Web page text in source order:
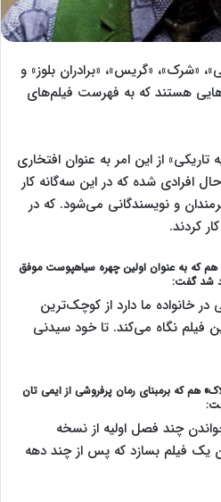
«شرک»، «گریس»، «برادران بلوز» و
هستند که به فهرست فیلم‌های
تاریکی» از این امر به عنوان افتخاری
افرادی شده که در این سه‌گانه کار
و نویسندگانی می‌شود. که در
کردند.
هم که به عنوان اولین چهره سیاهپوست موفق
شد گفت:
خانواده ما دارد از کوچک‌ترین
فیلم نگاه می‌کند. تا خود سیدنی
هم که برمبنای رمان پرفروشی از ایمی تان
چند فصل اولیه از نسخه
فیلم بسازد که پس از چند دهه